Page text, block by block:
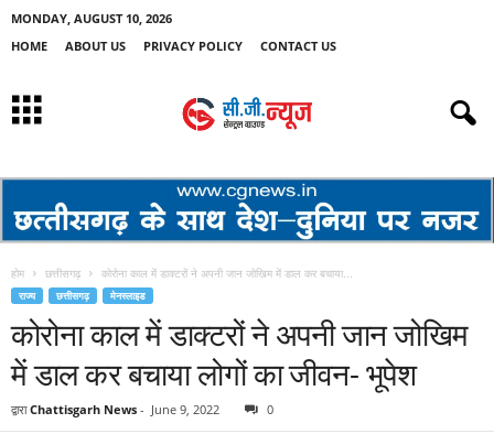
MONDAY, AUGUST 10, 2026
HOME
ABOUT US PRIVACY POLICY CONTACT US
होम छत्तीसगढ़ कोरोना काल में डाक्टरों ने अपनी जान जोखिम में डाल कर बचाया...
राज्य छत्तीसगढ़ मेनस्लाइड
कोरोना काल में डाक्टरों ने अपनी जान जोखिम
में डाल कर बचाया लोगों का जीवन- भूपेश
द्वारा Chattisgarh News - June 9, 2022 0